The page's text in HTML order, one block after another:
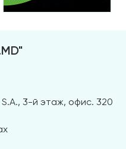
3-й этаж, офис. 320